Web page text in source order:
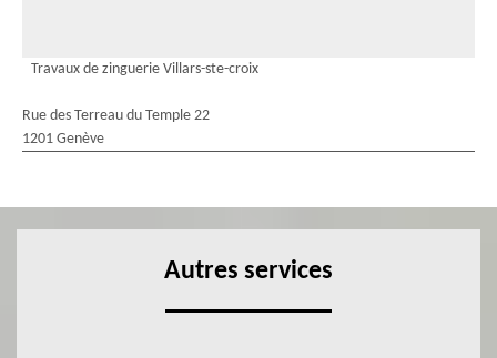
Travaux de zinguerie Villars-ste-croix
Rue des Terreau du Temple 22
1201 Genève
Autres services